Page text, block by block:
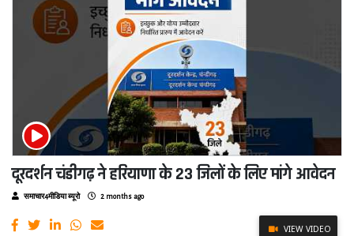
दूरदर्शन चंडीगढ़ ने हरियाणा के 23 जिलों के लिए मांगे आवेदन
समाचार4मीडिया ब्यूरो 2 months ago
VIEW VIDEO